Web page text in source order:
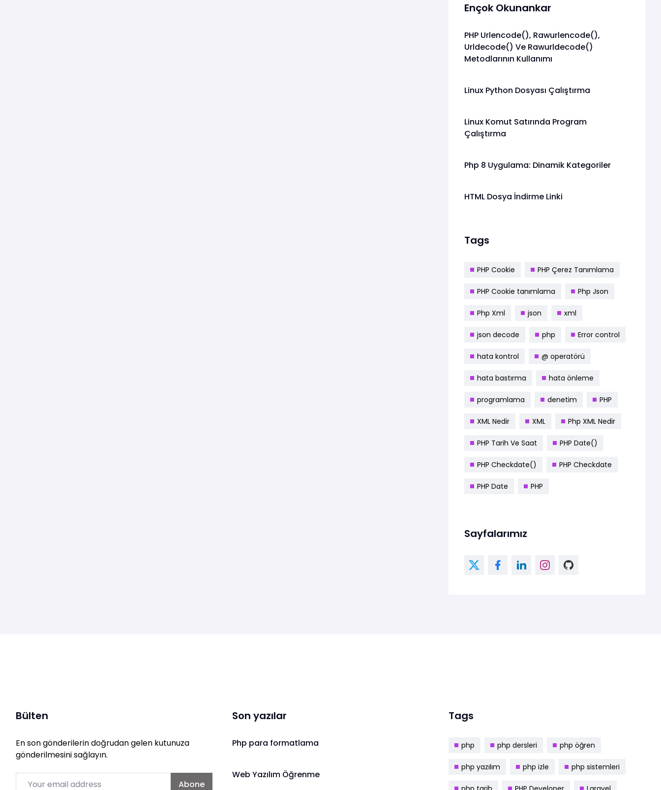
Ençok Okunankar
PHP Urlencode(), Rawurlencode(),
Urldecode() Ve Rawurldecode()
Metodlarının Kullanımı
Linux Python Dosyası Çalıştırma
Linux Komut Satırında Program
Çalıştırma
Php 8 Uygulama: Dinamik Kategoriler
HTML Dosya İndirme Linki
Tags
PHP Cookie PHP Çerez Tanımlama
PHP Cookie tanımlama Php Json
Php Xml json xml
json decode php Error control
hata kontrol @ operatörü
hata bastırma hata önleme
programlama denetim PHP
XML Nedir XML Php XML Nedir
PHP Tarih Ve Saat PHP Date()
PHP Checkdate() PHP Checkdate
PHP Date PHP
Sayfalarımız
Bülten
En son gönderilerin doğrudan gelen kutunuza
gönderilmesini sağlayın.
Abone
Son yazılar
Php para formatlama
Web Yazılım Öğrenme
Tags
php php dersleri php öğren
php yazılım php izle php sistemleri